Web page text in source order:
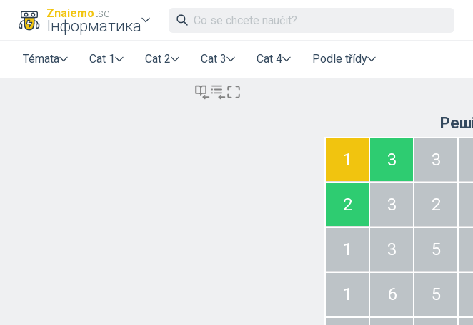
Znaiemotse
Інформатика
Témata Cat 1 Cat 2 Cat 3 Cat 4 Podle třídy
1 3 3
2 3 2
1 3 5
1 6 5